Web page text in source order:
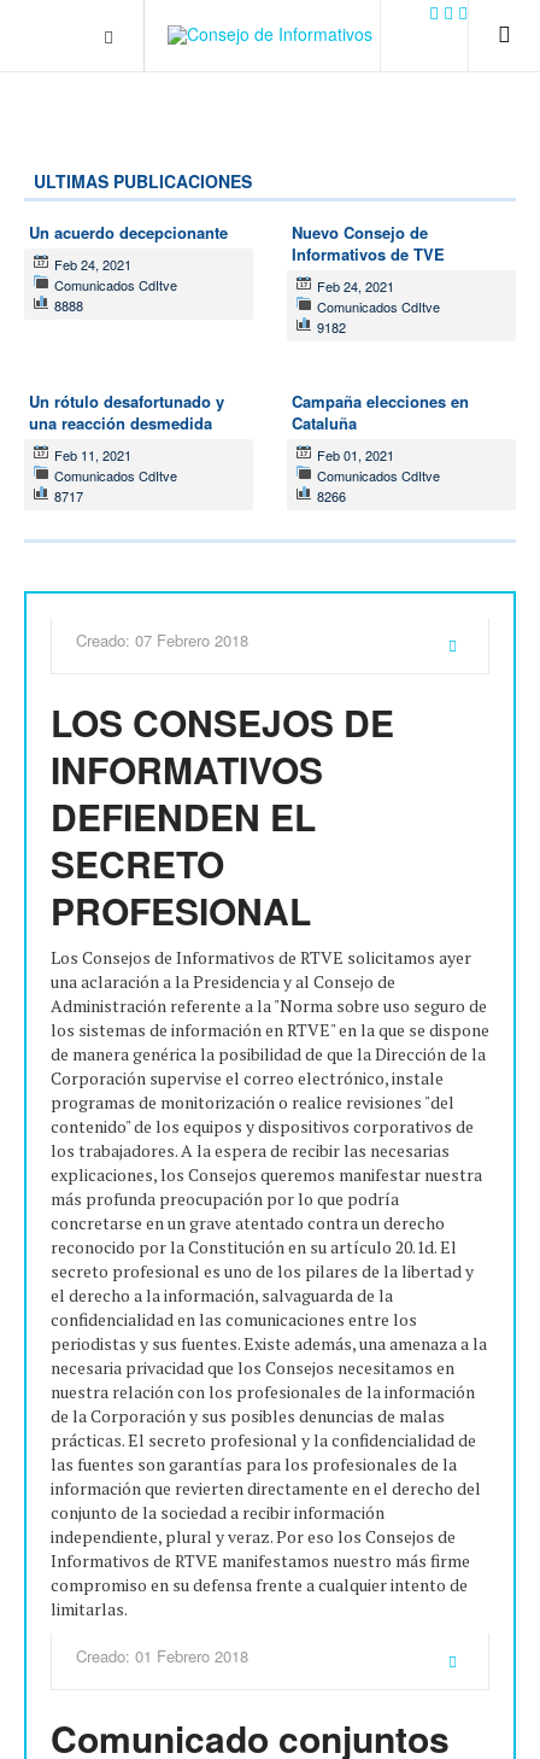
url('../../images/contact.png') 0 0 no-repeat; color: #eaeaea; padding:
ULTIMAS PUBLICACIONES
Un acuerdo decepcionante
Feb 24, 2021
Comunicados CdItve
8888
Nuevo Consejo de
Informativos de TVE
Feb 24, 2021
Comunicados CdItve
9182
Un rótulo desafortunado y
una reacción desmedida
Feb 11, 2021
Comunicados CdItve
8717
Campaña elecciones en
Cataluña
Feb 01, 2021
Comunicados CdItve
8266
Creado: 07 Febrero 2018
LOS CONSEJOS DE
INFORMATIVOS
DEFIENDEN EL
SECRETO
PROFESIONAL
Los Consejos de Informativos de RTVE solicitamos ayer
una aclaración a la Presidencia y al Consejo de
Administración referente a la "Norma sobre uso seguro de
los sistemas de información en RTVE" en la que se dispone
de manera genérica la posibilidad de que la Dirección de la
Corporación supervise el correo electrónico, instale
programas de monitorización o realice revisiones "del
contenido" de los equipos y dispositivos corporativos de
los trabajadores. A la espera de recibir las necesarias
explicaciones, los Consejos queremos manifestar nuestra
más profunda preocupación por lo que podría
concretarse en un grave atentado contra un derecho
reconocido por la Constitución en su artículo 20.1d. El
secreto profesional es uno de los pilares de la libertad y
el derecho a la información, salvaguarda de la
confidencialidad en las comunicaciones entre los
periodistas y sus fuentes. Existe además, una amenaza a la
necesaria privacidad que los Consejos necesitamos en
nuestra relación con los profesionales de la información
de la Corporación y sus posibles denuncias de malas
prácticas. El secreto profesional y la confidencialidad de
las fuentes son garantías para los profesionales de la
información que revierten directamente en el derecho del
conjunto de la sociedad a recibir información
independiente, plural y veraz. Por eso los Consejos de
Informativos de RTVE manifestamos nuestro más firme
compromiso en su defensa frente a cualquier intento de
limitarlas.
Creado: 01 Febrero 2018
Comunicado conjuntos